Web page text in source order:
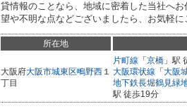
貸情報のことなら、地域に密着した当社へ
望や不明な点などございましたら、お気軽に
所在地
大阪府大阪市城東区鴫野西 １
丁目
片町線 「 京橋 」駅
大阪環状線 「 大阪
地下鉄長堀鶴見緑
駅 徒歩19分